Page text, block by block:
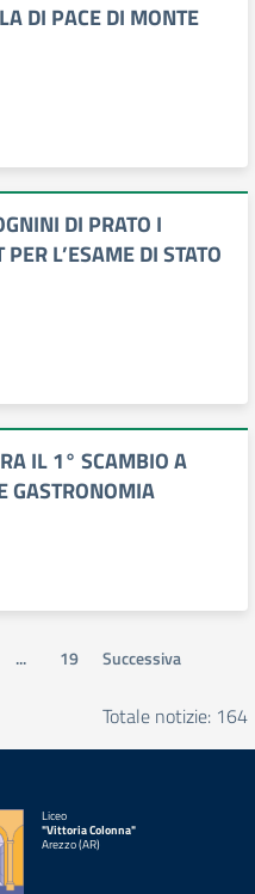
DI PACE DI MONTE
DI PRATO I
L’ESAME DI STATO
IL 1° SCAMBIO A
GASTRONOMIA
... 19 Successiva
Totale notizie: 164
Liceo
"Vittoria Colonna"
Arezzo (AR)